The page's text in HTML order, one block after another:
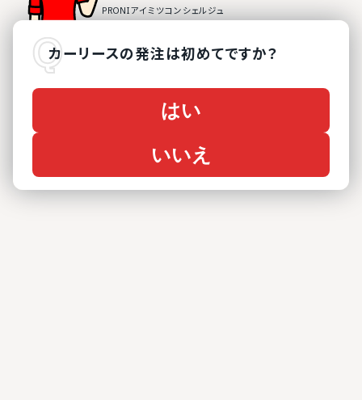
カーリースの発注は初めてですか？
はい
いいえ